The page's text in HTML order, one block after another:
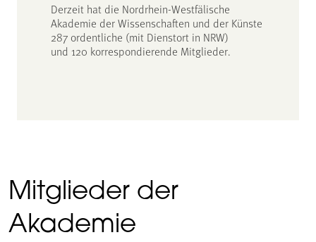
Derzeit hat die Nordrhein-Westfälische
Akademie der Wissenschaften und der Künste
287 ordentliche (mit Dienstort in NRW)
und 120 korrespondierende Mitglieder.
Mitglieder der
Akademie